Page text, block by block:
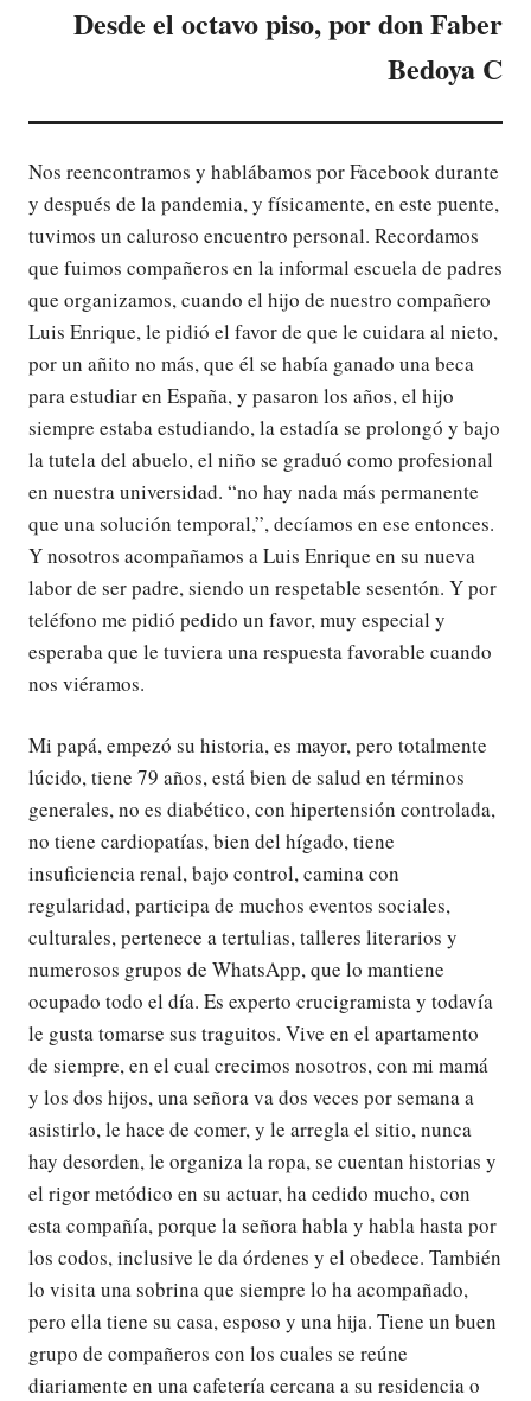
Desde el octavo piso, por don Faber
Bedoya C
Nos reencontramos y hablábamos por Facebook durante
y después de la pandemia, y físicamente, en este puente,
tuvimos un caluroso encuentro personal. Recordamos
que fuimos compañeros en la informal escuela de padres
que organizamos, cuando el hijo de nuestro compañero
Luis Enrique, le pidió el favor de que le cuidara al nieto,
por un añito no más, que él se había ganado una beca
para estudiar en España, y pasaron los años, el hijo
siempre estaba estudiando, la estadía se prolongó y bajo
la tutela del abuelo, el niño se graduó como profesional
en nuestra universidad. “no hay nada más permanente
que una solución temporal,”, decíamos en ese entonces.
Y nosotros acompañamos a Luis Enrique en su nueva
labor de ser padre, siendo un respetable sesentón. Y por
teléfono me pidió pedido un favor, muy especial y
esperaba que le tuviera una respuesta favorable cuando
nos viéramos.
Mi papá, empezó su historia, es mayor, pero totalmente
lúcido, tiene 79 años, está bien de salud en términos
generales, no es diabético, con hipertensión controlada,
no tiene cardiopatías, bien del hígado, tiene
insuficiencia renal, bajo control, camina con
regularidad, participa de muchos eventos sociales,
culturales, pertenece a tertulias, talleres literarios y
numerosos grupos de WhatsApp, que lo mantiene
ocupado todo el día. Es experto crucigramista y todavía
le gusta tomarse sus traguitos. Vive en el apartamento
de siempre, en el cual crecimos nosotros, con mi mamá
y los dos hijos, una señora va dos veces por semana a
asistirlo, le hace de comer, y le arregla el sitio, nunca
hay desorden, le organiza la ropa, se cuentan historias y
el rigor metódico en su actuar, ha cedido mucho, con
esta compañía, porque la señora habla y habla hasta por
los codos, inclusive le da órdenes y el obedece. También
lo visita una sobrina que siempre lo ha acompañado,
pero ella tiene su casa, esposo y una hija. Tiene un buen
grupo de compañeros con los cuales se reúne
diariamente en una cafetería cercana a su residencia o